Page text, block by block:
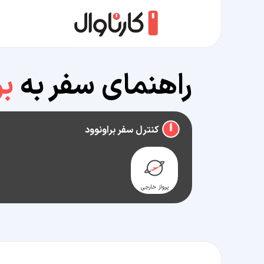
راهنمای سفر به
کنترل سفر براونوود
پرواز خارجی